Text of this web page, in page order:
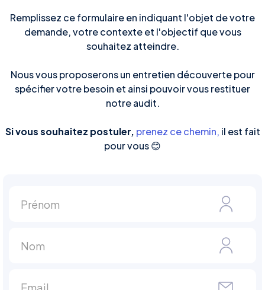
Remplissez ce formulaire en indiquant l'objet de votre
demande, votre contexte et l'objectif que vous
souhaitez atteindre.
Nous vous proposerons un entretien découverte pour
spécifier votre besoin et ainsi pouvoir vous restituer
notre audit.
Si vous souhaitez postuler, prenez ce chemin, il est fait
pour vous 😊